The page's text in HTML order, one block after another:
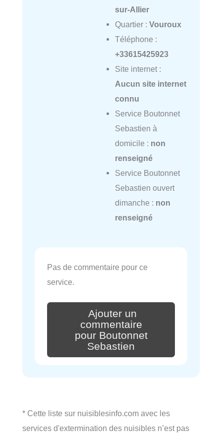
sur-Allier
Quartier : Vouroux
Téléphone :
+33615425923
Site internet :
Aucun site internet
connu
Service Boutonnet
Sebastien à
domicile : non
renseigné
Service Boutonnet
Sebastien ouvert
dimanche : non
renseigné
Pas de commentaire pour ce
service.
Ajouter un
commentaire
pour Boutonnet
Sebastien
* Cette liste sur nuisiblesinfo.com avec les
services d'extermination des nuisibles n’est pas